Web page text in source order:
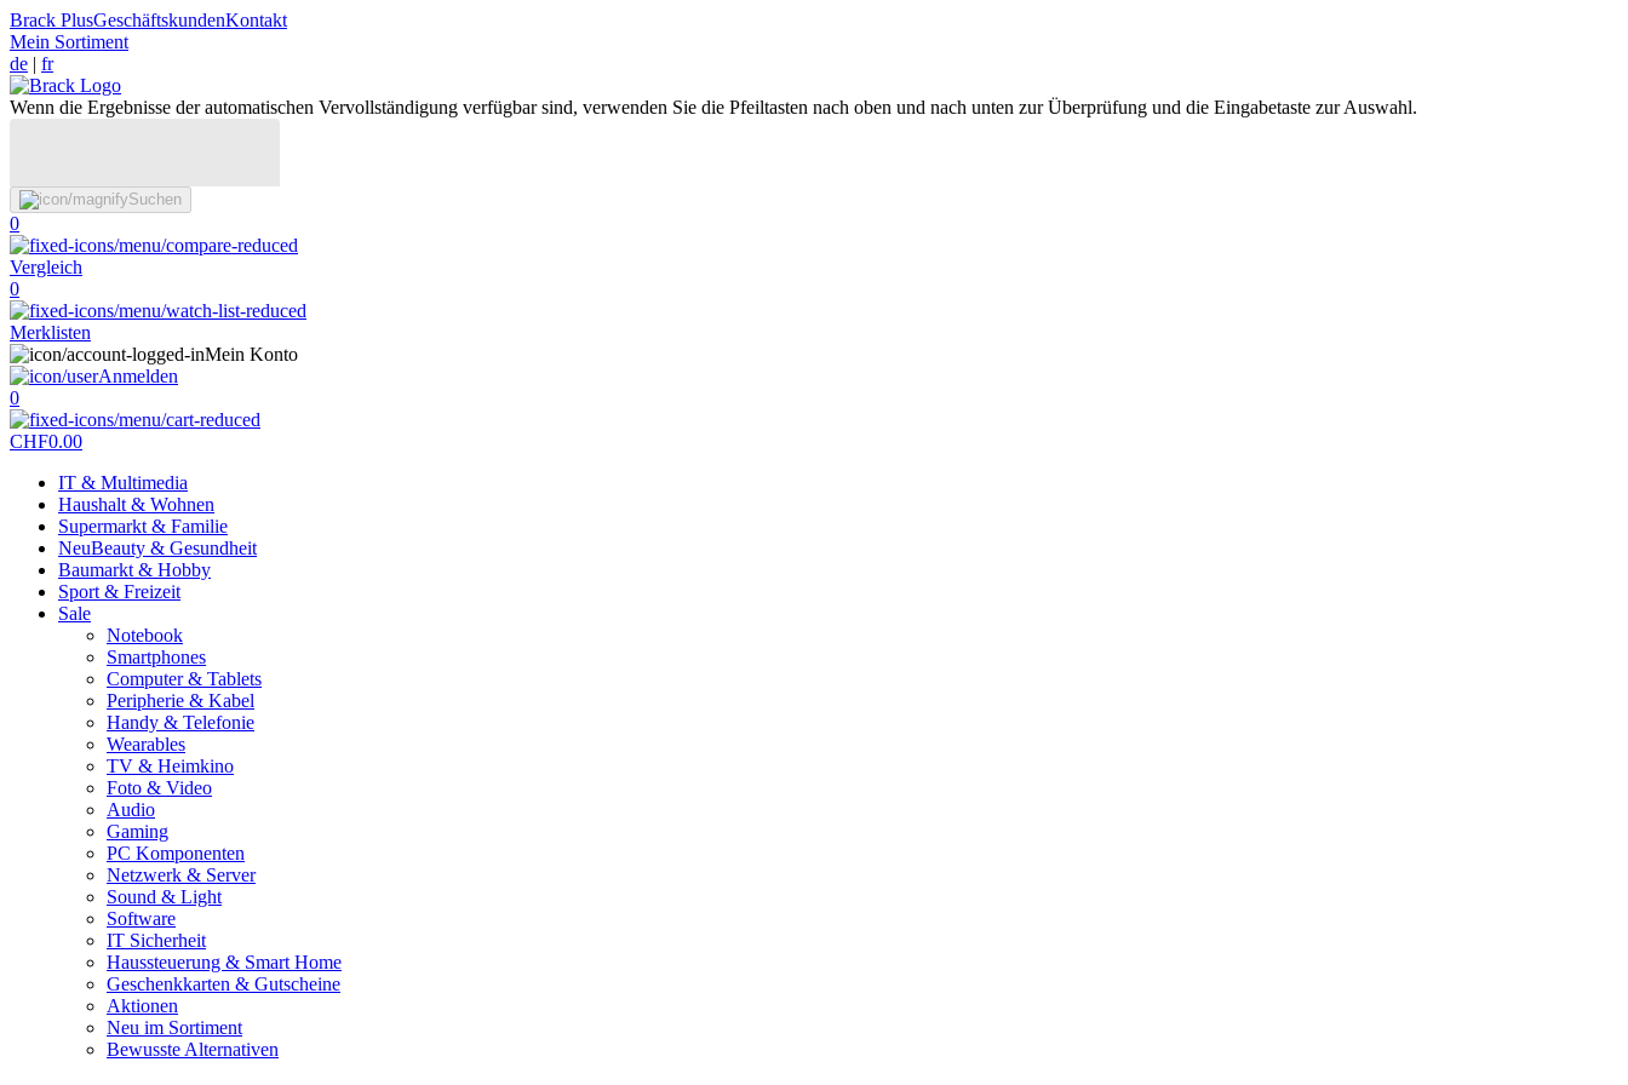
Brack PlusGeschäftskundenKontakt
Mein Sortiment
de | fr
Wenn die Ergebnisse der automatischen Vervollständigung verfügbar sind, verwenden Sie die Pfeiltasten nach oben und nach unten zur Überprüfung und die Eingabetaste zur Auswahl.
Suchen
0
Vergleich
0
Merklisten
Mein Konto
Anmelden
0
CHF0.00
IT & Multimedia
Haushalt & Wohnen
Supermarkt & Familie
NeuBeauty & Gesundheit
Baumarkt & Hobby
Sport & Freizeit
Sale
Notebook
Smartphones
Computer & Tablets
Peripherie & Kabel
Handy & Telefonie
Wearables
TV & Heimkino
Foto & Video
Audio
Gaming
PC Komponenten
Netzwerk & Server
Sound & Light
Software
IT Sicherheit
Haussteuerung & Smart Home
Geschenkkarten & Gutscheine
Aktionen
Neu im Sortiment
Bewusste Alternativen